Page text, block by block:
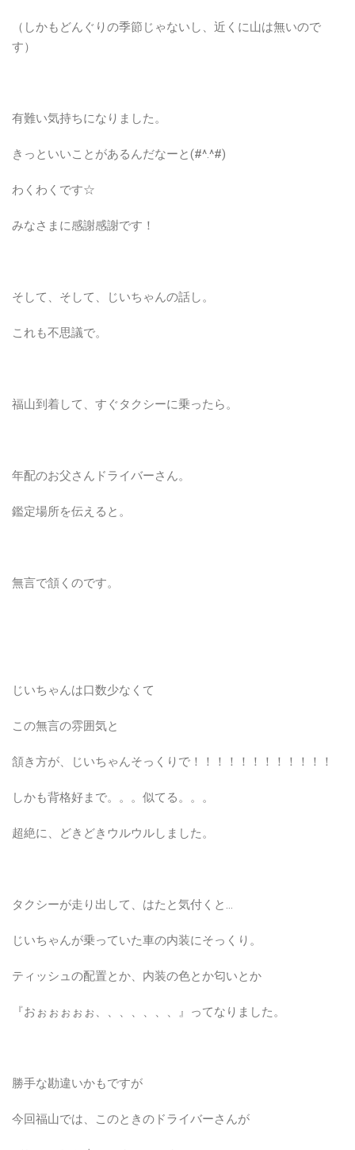
（しかもどんぐりの季節じゃないし、近くに山は無いので
す）
有難い気持ちになりました。
きっといいことがあるんだなーと(#^.^#)
わくわくです☆
みなさまに感謝感謝です！
そして、そして、じいちゃんの話し。
これも不思議で。
福山到着して、すぐタクシーに乗ったら。
年配のお父さんドライバーさん。
鑑定場所を伝えると。
無言で頷くのです。
じいちゃんは口数少なくて
この無言の雰囲気と
頷き方が、じいちゃんそっくりで！！！！！！！！！！！！
しかも背格好まで。。。似てる。。。
超絶に、どきどきウルウルしました。
タクシーが走り出して、はたと気付くと…
じいちゃんが乗っていた車の内装にそっくり。
ティッシュの配置とか、内装の色とか匂いとか
『おぉぉぉぉぉ、、、、、、、』ってなりました。
勝手な勘違いかもですが
今回福山では、このときのドライバーさんが